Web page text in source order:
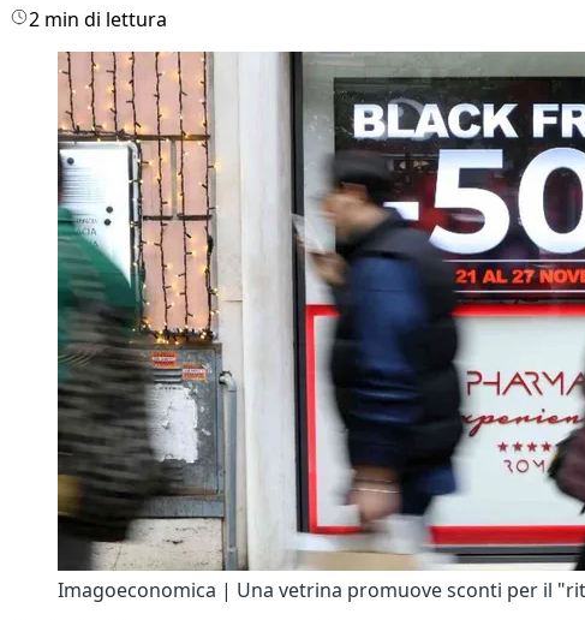
2 min di lettura
Imagoeconomica | Una vetrina promuove sconti per il